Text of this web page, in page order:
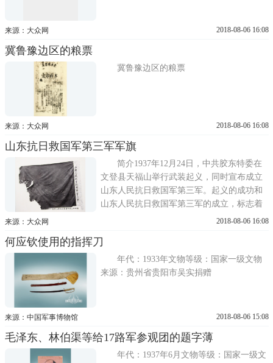
来源：大众网 2018-08-06 16:08
冀鲁豫边区的粮票
冀鲁豫边区的粮票
来源：大众网 2018-08-06 16:08
山东抗日救国军第三军军旗
简介1937年12月24日，中共胶东特委在
文登县天福山举行武装起义，同时宣布成立
山东人民抗日救国军第三军。起义的成功和
山东人民抗日救国军第三军的成立，标志着
共产党独立领导的胶东第一支人民抗日武装
队威海起义人员同天福山起义部队共同组建
的第一、第二大队和特务队...
来源：大众网 2018-08-06 16:08
何应钦使用的指挥刀
年代：1933年文物等级：国家一级文物
来源：贵州省贵阳市吴实捐赠
来源：中国军事博物馆 2018-08-06 15:08
毛泽东、林伯渠等给17路军参观团的题字薄
年代：1937年6月文物等级：国家一级文